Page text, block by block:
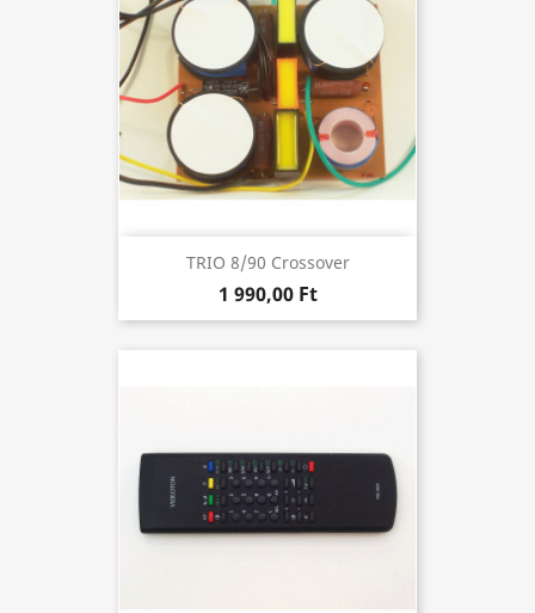
TRIO 8/90 Crossover
1 990,00 Ft